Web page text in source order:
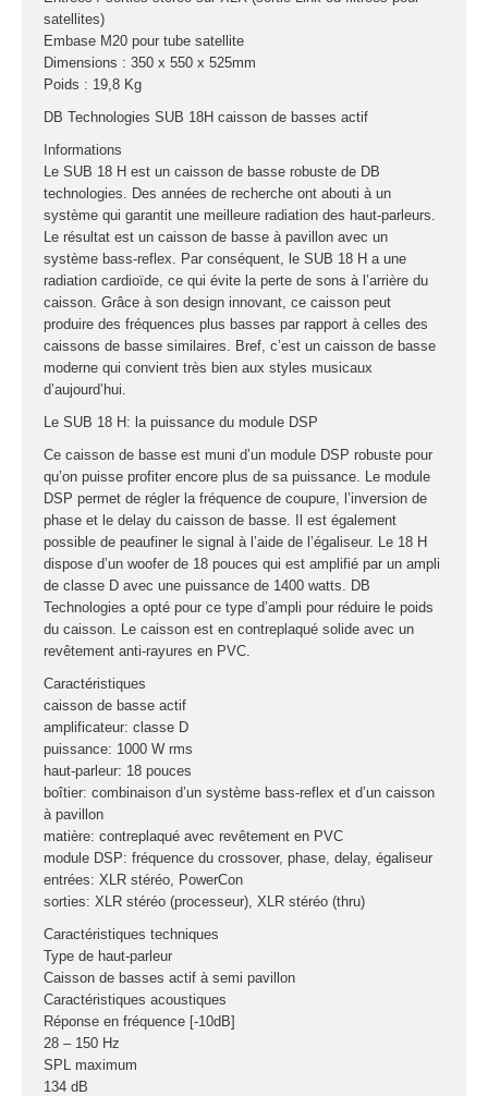
satellites)
Embase M20 pour tube satellite
Dimensions : 350 x 550 x 525mm
Poids : 19,8 Kg
DB Technologies SUB 18H caisson de basses actif
Informations
Le SUB 18 H est un caisson de basse robuste de DB
technologies. Des années de recherche ont abouti à un
système qui garantit une meilleure radiation des haut-parleurs.
Le résultat est un caisson de basse à pavillon avec un
système bass-reflex. Par conséquent, le SUB 18 H a une
radiation cardioïde, ce qui évite la perte de sons à l’arrière du
caisson. Grâce à son design innovant, ce caisson peut
produire des fréquences plus basses par rapport à celles des
caissons de basse similaires. Bref, c’est un caisson de basse
moderne qui convient très bien aux styles musicaux
d’aujourd’hui.
Le SUB 18 H: la puissance du module DSP
Ce caisson de basse est muni d’un module DSP robuste pour
qu’on puisse profiter encore plus de sa puissance. Le module
DSP permet de régler la fréquence de coupure, l’inversion de
phase et le delay du caisson de basse. Il est également
possible de peaufiner le signal à l’aide de l’égaliseur. Le 18 H
dispose d’un woofer de 18 pouces qui est amplifié par un ampli
de classe D avec une puissance de 1400 watts. DB
Technologies a opté pour ce type d’ampli pour réduire le poids
du caisson. Le caisson est en contreplaqué solide avec un
revêtement anti-rayures en PVC.
Caractéristiques
caisson de basse actif
amplificateur: classe D
puissance: 1000 W rms
haut-parleur: 18 pouces
boîtier: combinaison d’un système bass-reflex et d’un caisson
à pavillon
matière: contreplaqué avec revêtement en PVC
module DSP: fréquence du crossover, phase, delay, égaliseur
entrées: XLR stéréo, PowerCon
sorties: XLR stéréo (processeur), XLR stéréo (thru)
Caractéristiques techniques
Type de haut-parleur
Caisson de basses actif à semi pavillon
Caractéristiques acoustiques
Réponse en fréquence [-10dB]
28 – 150 Hz
SPL maximum
134 dB